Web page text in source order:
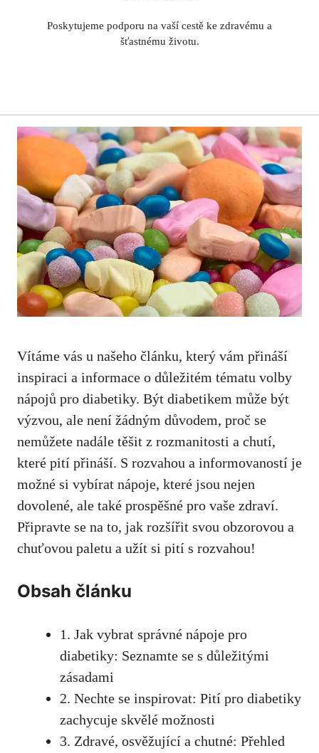
Poskytujeme podporu na vaší cestě ke zdravému a
šťastnému životu.
⁢Vítáme vás ⁣u našeho ⁣článku, který vám přináší
inspiraci a informace ⁣o důležitém tématu volby
⁣nápojů pro diabetiky. ⁢Být diabetikem ‌může ‍být
výzvou, ale není žádným⁢ důvodem, proč⁣ se
nemůžete⁢ nadále těšit z ⁣rozmanitosti a chutí,
které pití ⁤přináší. S rozvahou a⁣ informovaností je
​možné ⁣si ‌vybírat⁢ nápoje, které ⁤jsou nejen
dovolené, ale‍ také prospěšné pro vaše ⁣zdraví.
⁣Připravte se na ‍to, jak rozšířit svou obzorovou a
⁣chuťovou paletu a ‌užít si pití s rozvahou!
Obsah článku
1. ⁣Jak vybrat správné nápoje pro
diabetiky: Seznamte⁢ se s důležitými
zásadami
2.‌ Nechte ‌se inspirovat: Pití pro diabetiky
‌zachycuje skvělé možnosti
3. Zdravé, ⁤osvěžující a‍ chutné: Přehled